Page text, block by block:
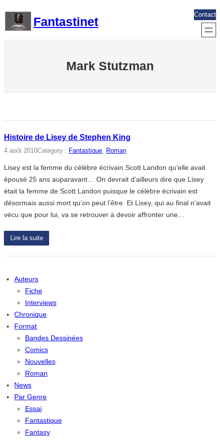
contenu
Fantastinet
Contact
Mark Stutzman
Histoire de Lisey de Stephen King
4 août 2010Category : Fantastique, Roman
Lisey est la femme du célèbre écrivain Scott Landon qu’elle avait
épousé 25 ans auparavant… On devrait d’ailleurs dire que Lisey
était la femme de Scott Landon puisque le célèbre écrivain est
désormais aussi mort qu’on peut l’être. Et Lisey, qui au final n’avait
vécu que pour lui, va se retrouver à devoir affronter une…
Lire la suite
Auteurs
Fiche
Interviews
Chronique
Format
Bandes Dessinées
Comics
Nouvelles
Roman
News
Par Genre
Essai
Fantastique
Fantasy